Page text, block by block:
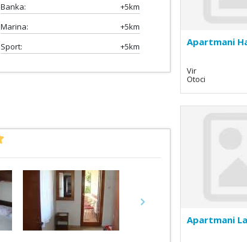
Banka:
+5km
Marina:
+5km
Sport: +5km
Next
Apartmani
Vir
Otoci
Apartmani